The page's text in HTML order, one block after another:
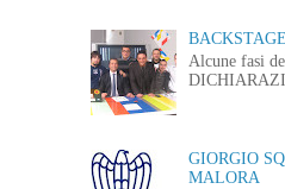
Alcune fasi
GIORGIO
MALORA